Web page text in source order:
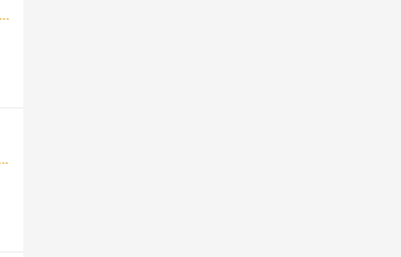
Anonimo italiano - sec. XIV, terzo quarto - Lucca, Biblioteca Capitolare Feliniana, Ms. 233, f. 74r, particolare
Capitolare Feliniana, Ms. 603, f. 9v, particolare